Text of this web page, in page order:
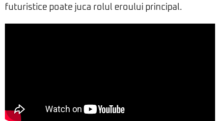
futuristice poate juca rolul eroului principal.